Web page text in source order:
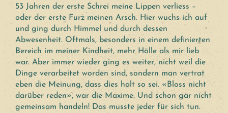
53 Jahren der erste Schrei meine Lippen verliess –
oder der erste Furz meinen Arsch. Hier wuchs ich auf
und ging durch Himmel und durch dessen
Abwesenheit. Oftmals, besonders in einem definierten
Bereich im meiner Kindheit, mehr Hölle als mir lieb
war. Aber immer wieder ging es weiter, nicht weil die
Dinge verarbeitet worden sind, sondern man vertrat
eben die Meinung, dass dies halt so sei. «Bloss nicht
darüber reden», war die Maxime. Und schon gar nicht
gemeinsam handeln! Das musste jeder für sich tun.